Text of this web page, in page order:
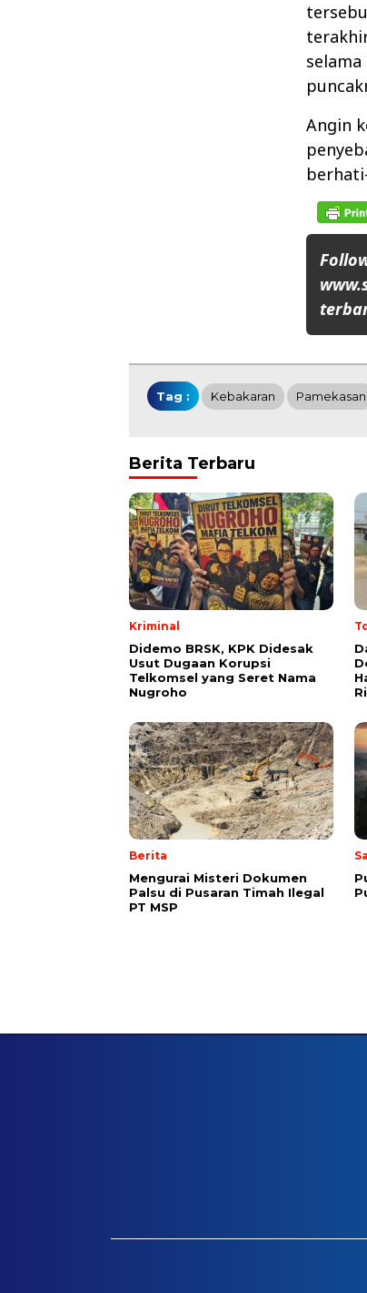
Angin
Tag : Kebakaran Pamekasan
Berita Terbaru
Kriminal
Didemo BRSK, KPK Didesak
Usut Dugaan Korupsi
Telkomsel yang Seret Nama
Nugroho
Berita
Mengurai Misteri Dokumen
Palsu di Pusaran Timah Ilegal
PT MSP